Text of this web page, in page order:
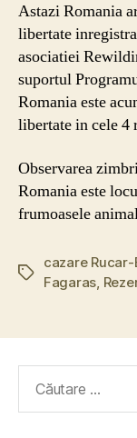
Astazi Romania
libertate
asociatiei
suportul
Romania este
libertate in cele 4
Observarea
Romania este
frumoasele
Etichete
cazare Rucar-
Fagaras,
după: